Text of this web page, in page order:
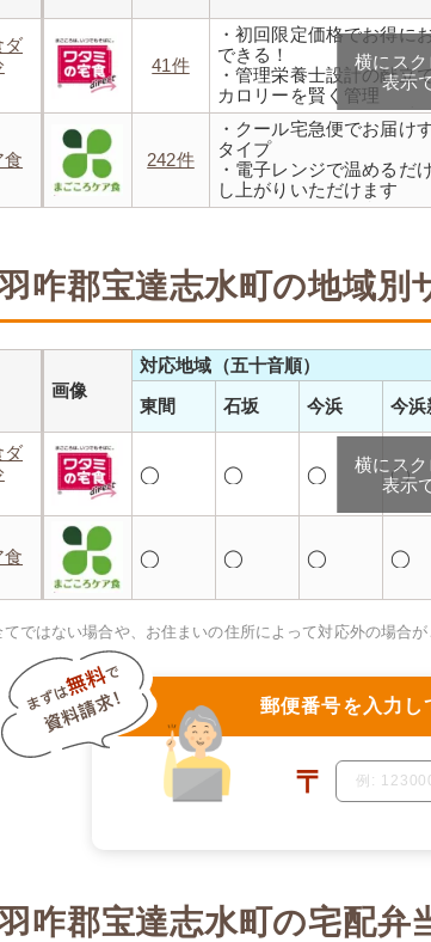
ダ
41件
・初回限定価格でお得に
できる！
・管理栄養士設計の献立
カロリーを賢く管理
・レンジで温めるだけ 火
安全で片付けも簡単
・豊富な献立で毎日の食卓
ることなく楽しめます
食 242件
・クール宅急便でお届け
タイプ
・電子レンジで温めるだ
し上がりいただけます
・メニューの組み合わせ
20％OFF！
横にス
表示
咋郡宝達志水町の地域別
画像
対応地域（五十音順）
東間
石坂 今浜 今浜
ダ
◯ ◯ ◯ ◯
食 ◯ ◯ ◯ ◯
横にスク
表示
ではない場合や、お住まいの住所によって対応外の場合が
郵便番号を入力し
〒
咋郡宝達志水町の宅配弁